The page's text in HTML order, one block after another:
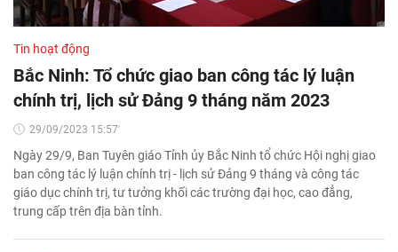
Tin hoạt động
Bắc Ninh: Tổ chức giao ban công tác lý luận
chính trị, lịch sử Đảng 9 tháng năm 2023
29/09/2023 15:57'
Ngày 29/9, Ban Tuyên giáo Tỉnh ủy Bắc Ninh tổ chức Hội nghị giao
ban công tác lý luận chính trị - lịch sử Đảng 9 tháng và công tác
giáo dục chính trị, tư tưởng khối các trường đại học, cao đẳng,
trung cấp trên địa bàn tỉnh.